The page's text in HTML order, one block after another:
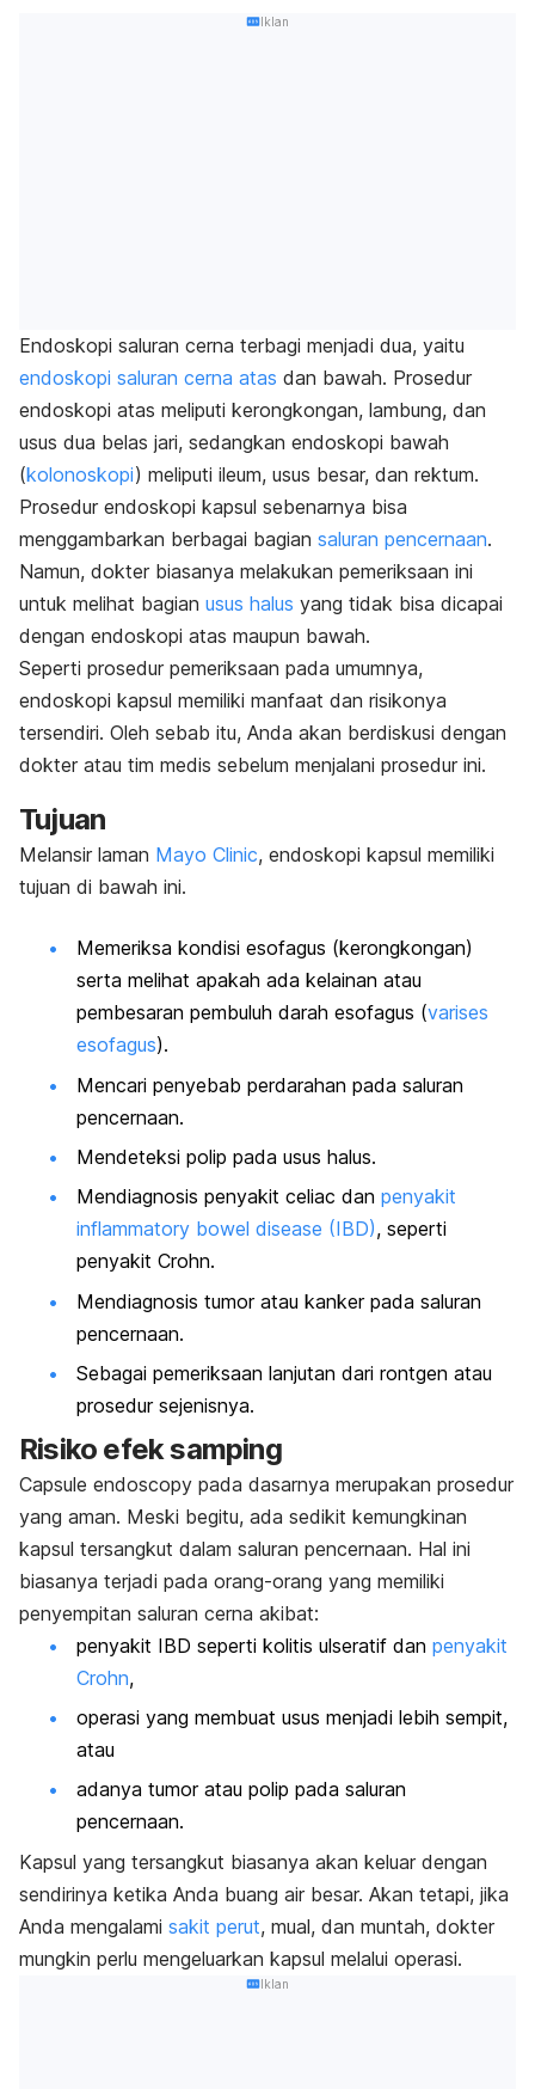
Iklan
Endoskopi saluran cerna terbagi menjadi dua, yaitu
endoskopi saluran cerna atas dan bawah. Prosedur
endoskopi atas meliputi kerongkongan, lambung, dan
usus dua belas jari, sedangkan endoskopi bawah
(kolonoskopi) meliputi ileum, usus besar, dan rektum.
Prosedur endoskopi kapsul sebenarnya bisa
menggambarkan berbagai bagian saluran pencernaan.
Namun, dokter biasanya melakukan pemeriksaan ini
untuk melihat bagian usus halus yang tidak bisa dicapai
dengan endoskopi atas maupun bawah.
Seperti prosedur pemeriksaan pada umumnya,
endoskopi kapsul memiliki manfaat dan risikonya
tersendiri. Oleh sebab itu, Anda akan berdiskusi dengan
dokter atau tim medis sebelum menjalani prosedur ini.
Tujuan
Melansir laman Mayo Clinic, endoskopi kapsul memiliki
tujuan di bawah ini.
Memeriksa kondisi esofagus (kerongkongan)
serta melihat apakah ada kelainan atau
pembesaran pembuluh darah esofagus (varises
esofagus).
Mencari penyebab perdarahan pada saluran
pencernaan.
Mendeteksi polip pada usus halus.
Mendiagnosis penyakit celiac dan penyakit
inflammatory bowel disease (IBD), seperti
penyakit Crohn.
Mendiagnosis tumor atau kanker pada saluran
pencernaan.
Sebagai pemeriksaan lanjutan dari rontgen atau
prosedur sejenisnya.
Risiko efek samping
Capsule endoscopy pada dasarnya merupakan prosedur
yang aman. Meski begitu, ada sedikit kemungkinan
kapsul tersangkut dalam saluran pencernaan. Hal ini
biasanya terjadi pada orang-orang yang memiliki
penyempitan saluran cerna akibat:
penyakit IBD seperti kolitis ulseratif dan penyakit
Crohn,
operasi yang membuat usus menjadi lebih sempit,
atau
adanya tumor atau polip pada saluran
pencernaan.
Kapsul yang tersangkut biasanya akan keluar dengan
sendirinya ketika Anda buang air besar. Akan tetapi, jika
Anda mengalami sakit perut, mual, dan muntah, dokter
mungkin perlu mengeluarkan kapsul melalui operasi.
Iklan